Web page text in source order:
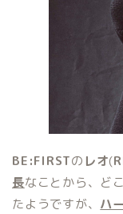
BE:FIRSTの レオ(
長なことから、ど
たようですが、 ハ